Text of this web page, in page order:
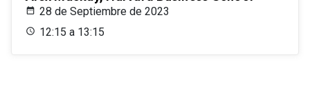
28 de Septiembre de 2023
12:15 a 13:15